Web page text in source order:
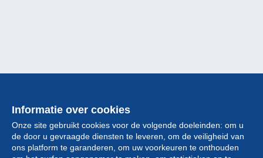
Informatie over cookies
Onze site gebruikt cookies voor de volgende doeleinden: om u
de door u gevraagde diensten te leveren, om de veiligheid van
ons platform te garanderen, om uw voorkeuren te onthouden